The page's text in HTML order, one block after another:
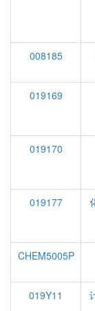
008185
019169
019170
019177
CHEM5005P
019Y11